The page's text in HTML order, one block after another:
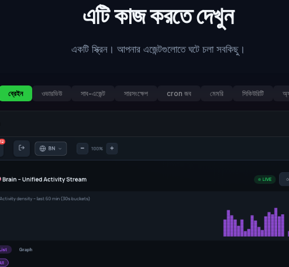
এটি কাজ করতে দেখুন
একটি স্ক্রিন। আপনার এজেন্টগুলোতে ঘটে চলা সবকিছু।
ব্রেইন ওভারভিউ সাব-এজেন্ট সারসংক্ষেপ cron জব মেমরি সিকিউরিটি